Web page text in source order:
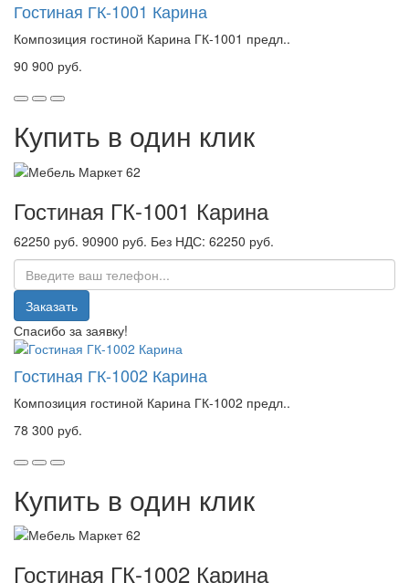
Гостиная ГК-1001 Карина
Композиция гостиной Карина ГК-1001 предл..
90 900 руб.
Купить в один клик
Гостиная ГК-1001 Карина
62250 руб. 90900 руб. Без НДС: 62250 руб.
Заказать
Спасибо за заявку!
Гостиная ГК-1002 Карина
Композиция гостиной Карина ГК-1002 предл..
78 300 руб.
Купить в один клик
Гостиная ГК-1002 Карина